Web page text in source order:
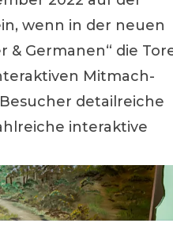
wenn in der neuen
& Germanen“ die
Mitmach-
detailreiche
interaktive